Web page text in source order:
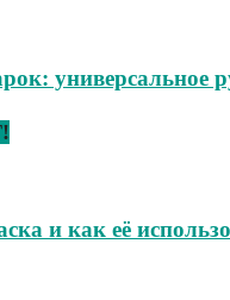
универсальное
и как её